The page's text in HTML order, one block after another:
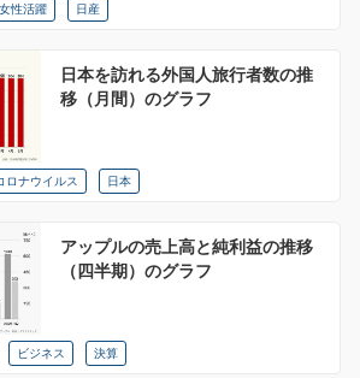
女性活躍 日産
日本を訪れる外国人旅行者数の推
移（月間）のグラフ
ロナウイルス 日本
アップルの売上高と純利益の推移
（四半期）のグラフ
ビジネス 決算